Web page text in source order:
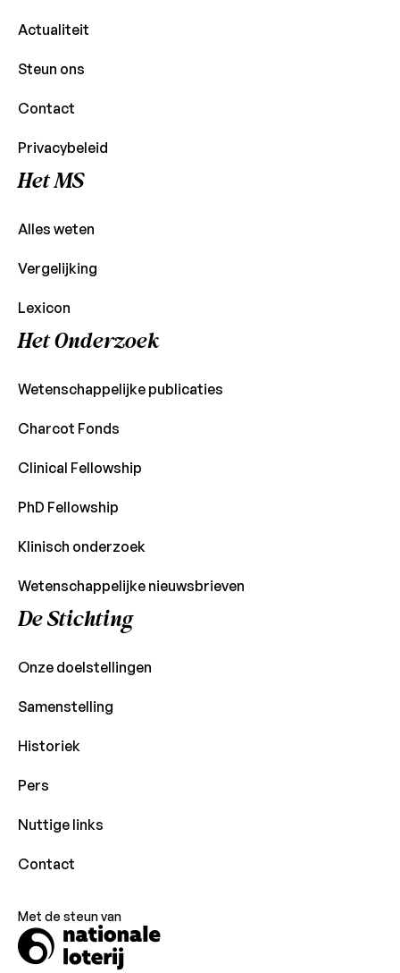
Actualiteit
Steun ons
Contact
Privacybeleid
Het MS
Alles weten
Vergelijking
Lexicon
Het Onderzoek
Wetenschappelijke publicaties
Charcot Fonds
Clinical Fellowship
PhD Fellowship
Klinisch onderzoek
Wetenschappelijke nieuwsbrieven
De Stichting
Onze doelstellingen
Samenstelling
Historiek
Pers
Nuttige links
Contact
Met de steun van